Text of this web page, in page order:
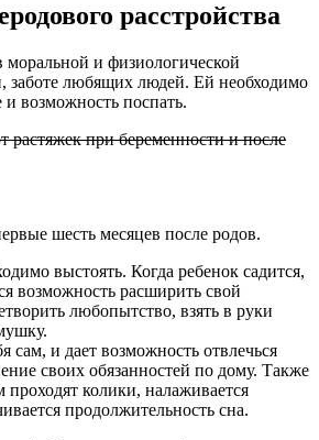
расстройства
и физиологической
заботе любящих людей. Ей необходимо
возможность поспать.
растяжек при беременности и после
шесть месяцев после родов.
выстоять. Когда ребенок садится,
возможность расширить свой
любопытство, взять в руки
сам, и дает возможность отвлечься
своих обязанностей по дому. Также
проходят колики, налаживается
продолжительность сна.